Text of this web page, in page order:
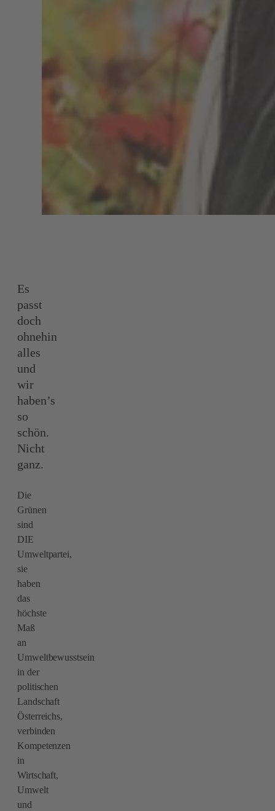
Es
passt
doch
ohnehin
alles
und
wir
haben’s
so
schön.
Nicht
ganz.
Die
Grünen
sind
DIE
Umweltpartei,
sie
haben
das
höchste
Maß
an
Umweltbewusstsein
in der
politischen
Landschaft
Österreichs,
verbinden
Kompetenzen
in
Wirtschaft,
Umwelt
und